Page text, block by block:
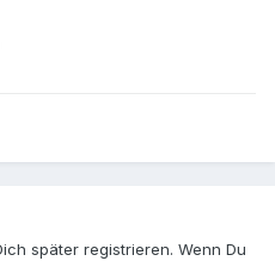
später registrieren. Wenn Du